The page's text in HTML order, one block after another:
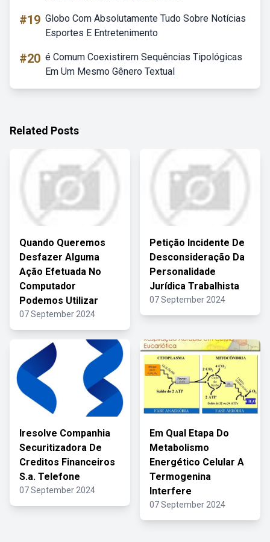
#19 Globo Com Absolutamente Tudo Sobre Notícias
Esportes E Entretenimento
#20 é Comum Coexistirem Sequências Tipológicas
Em Um Mesmo Gênero Textual
Related Posts
Quando Queremos
Desfazer Alguma
Ação Efetuada No
Computador
Podemos Utilizar
07 September 2024
Petição Incidente De
Desconsideração Da
Personalidade
Jurídica Trabalhista
07 September 2024
Iresolve Companhia
Securitizadora De
Creditos Financeiros
S.a. Telefone
07 September 2024
Em Qual Etapa Do
Metabolismo
Energético Celular A
Termogenina
Interfere
07 September 2024